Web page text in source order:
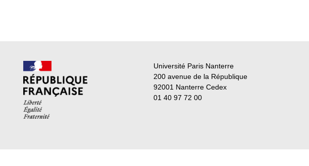
Université Paris Nanterre
200 avenue de la République
92001 Nanterre Cedex
01 40 97 72 00